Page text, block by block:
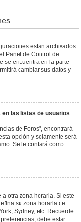
están archivados
Panel de Control de
se encuentra en la parte
cambiar sus datos y
en las listas de usuarios
de Foros", encontrará
opción y solamente será
Se le contará como
otra zona horaria. Si este
su zona horaria de
Sydney, etc. Recuerde
debe estar